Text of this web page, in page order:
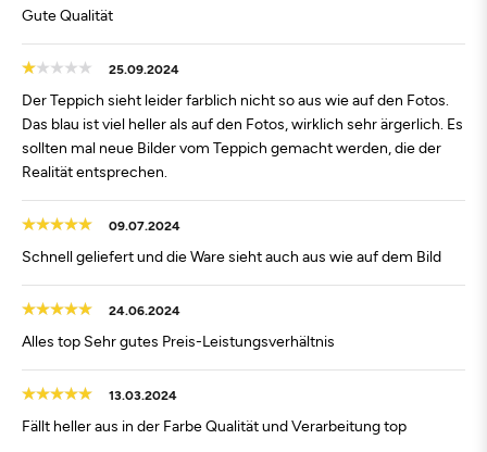
Gute Qualität
25.09.2024
Der Teppich sieht leider farblich nicht so aus wie auf den Fotos.
Das blau ist viel heller als auf den Fotos, wirklich sehr ärgerlich. Es
sollten mal neue Bilder vom Teppich gemacht werden, die der
Realität entsprechen.
09.07.2024
Schnell geliefert und die Ware sieht auch aus wie auf dem Bild
24.06.2024
Alles top Sehr gutes Preis-Leistungsverhältnis
13.03.2024
Fällt heller aus in der Farbe Qualität und Verarbeitung top